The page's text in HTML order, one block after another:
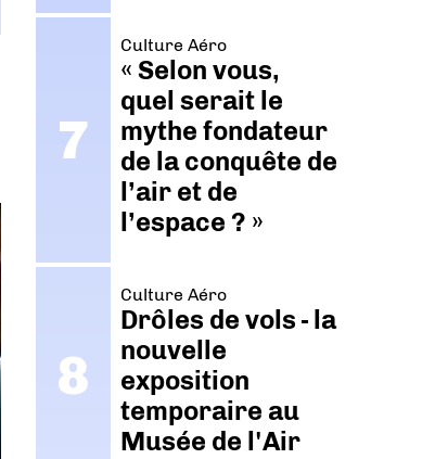
Culture Aéro
« Selon vous,
quel serait le
mythe fondateur
de la conquête de
l’air et de
l’espace ? »
Culture Aéro
Drôles de vols - la
nouvelle
exposition
temporaire au
Musée de l'Air